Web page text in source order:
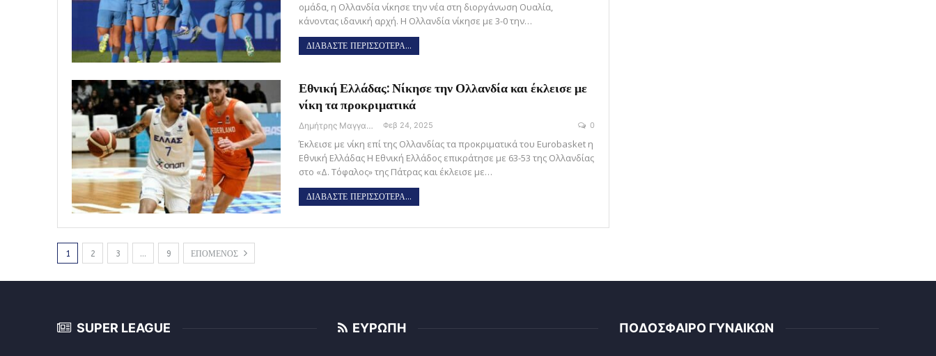
ομάδα, η Ολλανδία νίκησε την νέα στη διοργάνωση Ουαλία,
κάνοντας ιδανική αρχή. Η Ολλανδία νίκησε με 3-0 την…
ΔΙΑΒΑΣΤΕ ΠΕΡΙΣΣΟΤΕΡΑ...
Εθνική Ελλάδας: Νίκησε την Ολλανδία και έκλεισε με
νίκη τα προκριματικά
Δημήτρης Μαγγανάρης Φεβ 24, 2025 0
Έκλεισε με νίκη επί της Ολλανδίας τα προκριματικά του Eurobasket η
Εθνική Ελλάδας Η Εθνική Ελλάδος επικράτησε με 63-53 της Ολλανδίας
στο «Δ. Τόφαλος» της Πάτρας και έκλεισε με…
ΔΙΑΒΑΣΤΕ ΠΕΡΙΣΣΟΤΕΡΑ...
1 2 3 … 9 ΕΠΟΜΕΝΟΣ
SUPER LEAGUE ΕΥΡΩΠΗ ΠΟΔΟΣΦΑΙΡΟ ΓΥΝΑΙΚΩΝ